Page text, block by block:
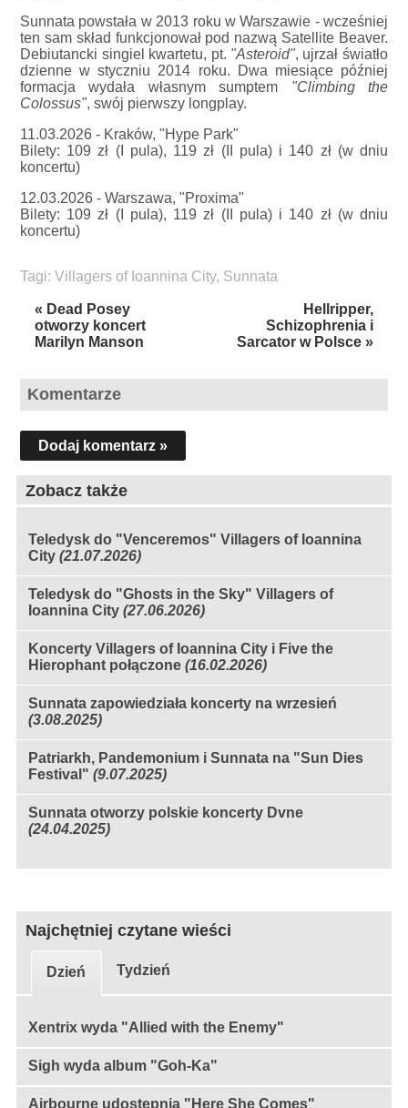
Sunnata powstała w 2013 roku w Warszawie - wcześniej
ten sam skład funkcjonował pod nazwą Satellite Beaver.
Debiutancki singiel kwartetu, pt. "Asteroid", ujrzał światło
dzienne w styczniu 2014 roku. Dwa miesiące później
formacja wydała własnym sumptem "Climbing the
Colossus", swój pierwszy longplay.
11.03.2026 - Kraków, "Hype Park"
Bilety: 109 zł (I pula), 119 zł (II pula) i 140 zł (w dniu
koncertu)
12.03.2026 - Warszawa, "Proxima"
Bilety: 109 zł (I pula), 119 zł (II pula) i 140 zł (w dniu
koncertu)
Tagi:Villagers of Ioannina City, Sunnata
« Dead Posey
otworzy koncert
Marilyn Manson
Hellripper,
Schizophrenia i
Sarcator w Polsce »
Komentarze
Dodaj komentarz »
Zobacz także
Teledysk do "Venceremos" Villagers of Ioannina
City (21.07.2026)
Teledysk do "Ghosts in the Sky" Villagers of
Ioannina City (27.06.2026)
Koncerty Villagers of Ioannina City i Five the
Hierophant połączone (16.02.2026)
Sunnata zapowiedziała koncerty na wrzesień
(3.08.2025)
Patriarkh, Pandemonium i Sunnata na "Sun Dies
Festival" (9.07.2025)
Sunnata otworzy polskie koncerty Dvne
(24.04.2025)
Najchętniej czytane wieści
Dzień Tydzień
Xentrix wyda "Allied with the Enemy"
Sigh wyda album "Goh-Ka"
Airbourne udostępnia "Here She Comes"